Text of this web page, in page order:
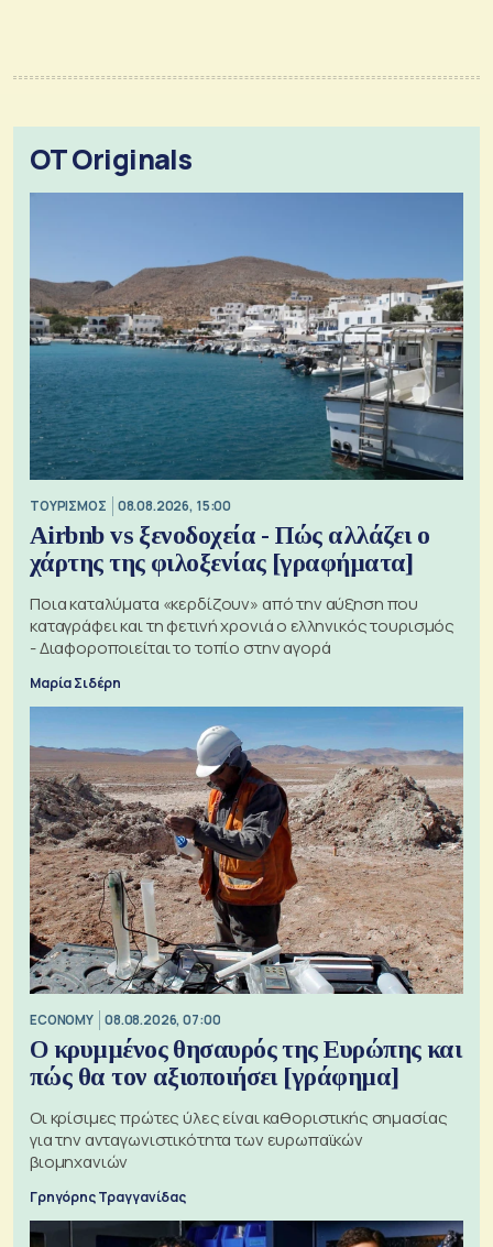
OT Originals
ΤΟΥΡΙΣΜΟΣ 08.08.2026, 15:00
Airbnb vs ξενοδοχεία - Πώς αλλάζει ο
χάρτης της φιλοξενίας [γραφήματα]
Ποια καταλύματα «κερδίζουν» από την αύξηση που
καταγράφει και τη φετινή χρονιά ο ελληνικός τουρισμός
- Διαφοροποιείται το τοπίο στην αγορά
Μαρία Σιδέρη
ECONOMY 08.08.2026, 07:00
Ο κρυμμένος θησαυρός της Ευρώπης και
πώς θα τον αξιοποιήσει [γράφημα]
Οι κρίσιμες πρώτες ύλες είναι καθοριστικής σημασίας
για την ανταγωνιστικότητα των ευρωπαϊκών
βιομηχανιών
Γρηγόρης Τραγγανίδας